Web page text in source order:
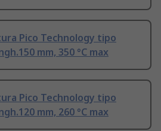
Pico Technology tipo
mm, 350 °C max
Pico Technology tipo
mm, 260 °C max